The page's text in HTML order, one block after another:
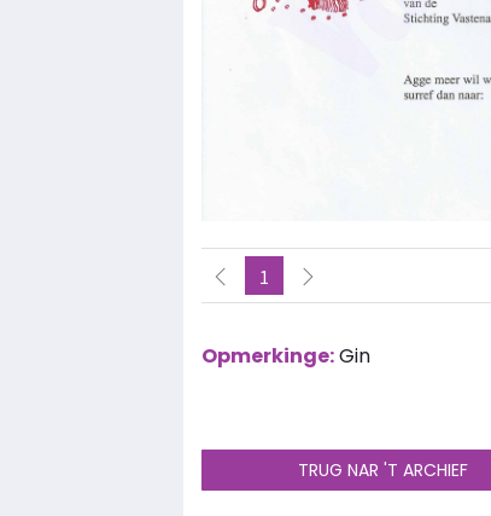
1
Opmerkinge:Gin
TRUG NAR 'T ARCHIEF